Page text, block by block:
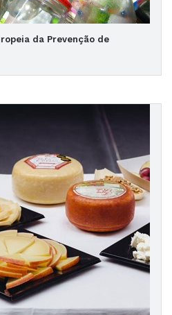
da Prevenção de